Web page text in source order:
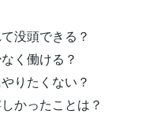
没頭できる？
く働ける？
りたくない？
かったことは？